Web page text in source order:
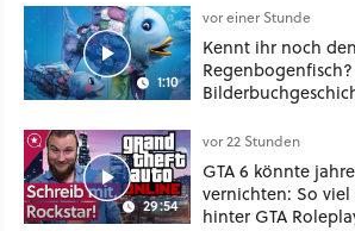
Mass Effect
1:10
vor einer Stunde
Kennt ihr noch den
29:54
vor 22 Stunden
GTA 6 könnte
vernichten: So
hinter GTA